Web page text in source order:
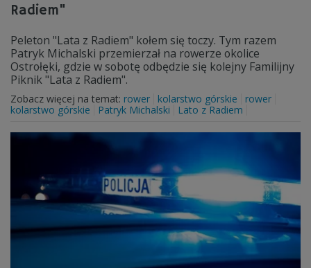
Radiem"
Peleton "Lata z Radiem" kołem się toczy. Tym razem
Patryk Michalski przemierzał na rowerze okolice
Ostrołęki, gdzie w sobotę odbędzie się kolejny Familijny
Piknik "Lata z Radiem".
Zobacz więcej na temat: rower kolarstwo górskie
rower
kolarstwo górskie
Patryk Michalski Lato z Radiem